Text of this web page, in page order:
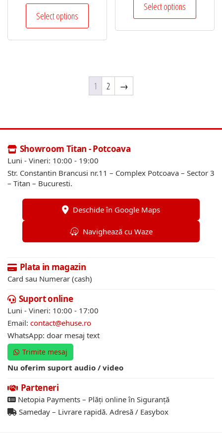
Select options
Select options
1 2 →
Showroom Titan - Potcoava
Luni - Vineri: 10:00 - 19:00
Str. Constantin Brancusi nr.11 – Complex Potcoava – Sector 3
– Titan – Bucuresti.
Deschide în Google Maps
Navighează cu Waze
Plata in magazin
Card sau Numerar (cash)
Suport online
Luni - Vineri: 10:00 - 17:00
Email: contact@ehuse.ro
WhatsApp: doar mesaj text
Trimite mesaj
Nu oferim suport audio / video
Parteneri
Netopia Payments – Plăți online în Siguranță
Sameday – Livrare rapidă. Adresă / Easybox